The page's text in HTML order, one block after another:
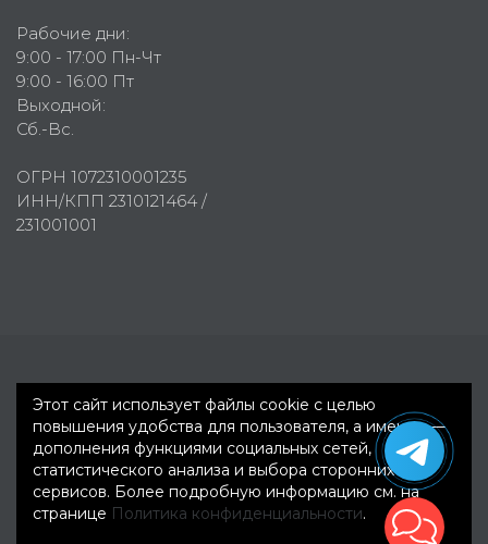
Рабочие дни:
9:00 - 17:00 Пн-Чт
9:00 - 16:00 Пт
Выходной:
Сб.-Вс.
ОГРН 1072310001235
ИНН/КПП 2310121464 /
231001001
Этот сайт использует файлы cookie с целью
повышения удобства для пользователя, а именно —
дополнения функциями социальных сетей,
статистического анализа и выбора сторонних
сервисов. Более подробную информацию см. на
странице Политика конфиденциальности.